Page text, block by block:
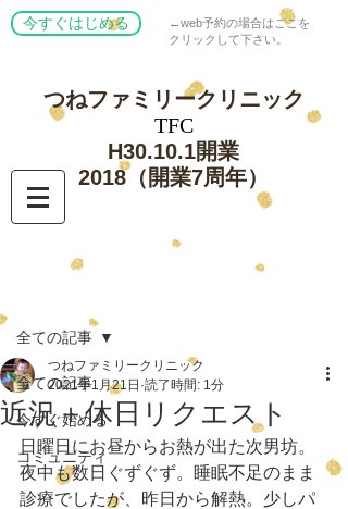
今すぐはじめる
←web予約の場合はここを
クリックして下さい。
つねファミリークリニック
​TFC
​H30.10.1開業
​2018（開業7周年）
全ての記事
今すぐ始める
コミュニティ
全ての記事
近況＋休日リクエスト
つねファミリークリニック
2021年1月21日 読了時間: 1分
日曜日にお昼からお熱が出た次男坊。
夜中も数日ぐずぐず。睡眠不足のまま
診療でしたが、昨日から解熱。少しパ